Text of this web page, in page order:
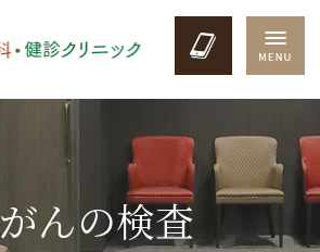
んの検査